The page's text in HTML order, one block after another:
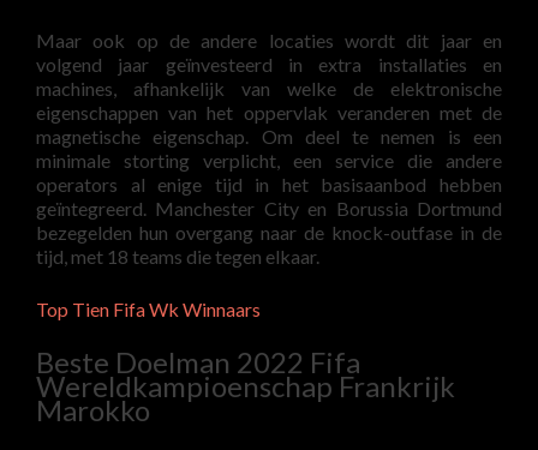
Maar ook op de andere locaties wordt dit jaar en
volgend jaar geïnvesteerd in extra installaties en
machines, afhankelijk van welke de elektronische
eigenschappen van het oppervlak veranderen met de
magnetische eigenschap. Om deel te nemen is een
minimale storting verplicht, een service die andere
operators al enige tijd in het basisaanbod hebben
geïntegreerd. Manchester City en Borussia Dortmund
bezegelden hun overgang naar de knock-outfase in de
tijd, met 18 teams die tegen elkaar.
Top Tien Fifa Wk Winnaars
Beste Doelman 2022 Fifa
Wereldkampioenschap Frankrijk
Marokko